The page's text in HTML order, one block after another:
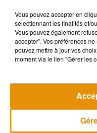
Musique
Vous pouvez accepter en
sélectionnant les finalités et/
Vous pouvez également
accepter". Vos préférences
pouvez mettre à jour vos
moment via le lien "Gérer les